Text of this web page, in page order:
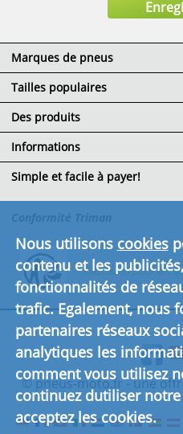
Marques de pneus
Tailles populaires
Des produits
Garantie année de
production 2026
Informations
Inscription partenaire de
montage
Simple et facile à payer!
Cliquez ici pour en
© pneus-moto.fr - une
Nous utilisons cookies
contenu et les
fonctionnalités de
trafic. Egalement, nous
partenaires réseaux
analytiques les
comment vous utilisez
continuez dutiliser
acceptez les cookies.